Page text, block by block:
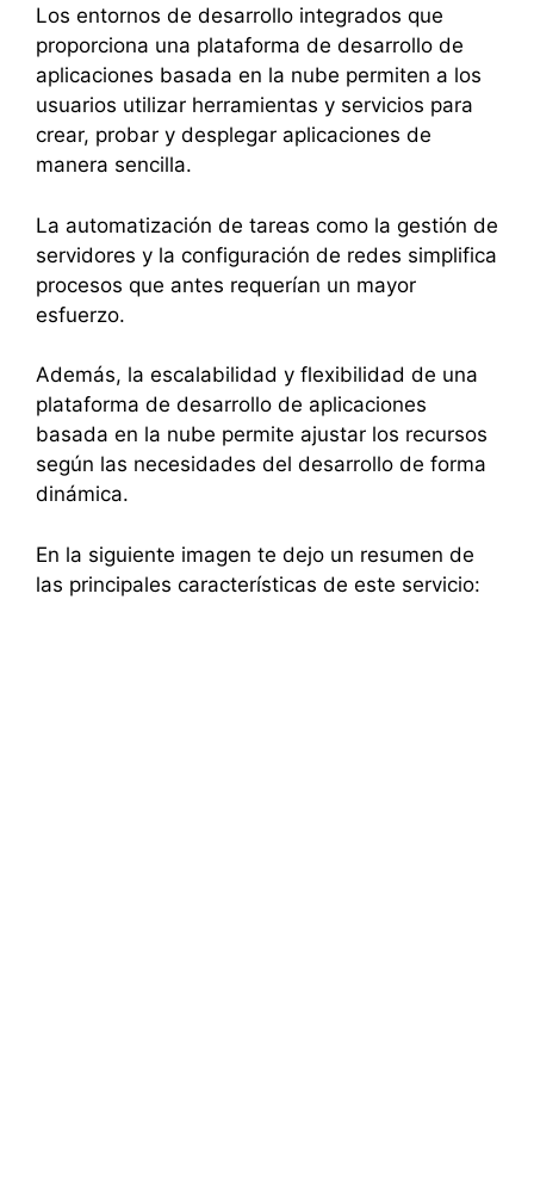
Los entornos de desarrollo integrados que
proporciona una plataforma de desarrollo de
aplicaciones basada en la nube permiten a los
usuarios utilizar herramientas y servicios para
crear, probar y desplegar aplicaciones de
manera sencilla.
La automatización de tareas como la gestión de
servidores y la configuración de redes simplifica
procesos que antes requerían un mayor
esfuerzo.
Además, la escalabilidad y flexibilidad de una
plataforma de desarrollo de aplicaciones
basada en la nube permite ajustar los recursos
según las necesidades del desarrollo de forma
dinámica.
En la siguiente imagen te dejo un resumen de
las principales características de este servicio: